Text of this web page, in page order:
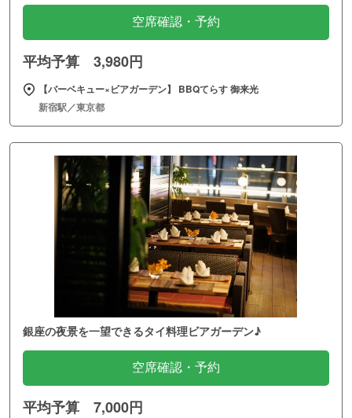
空席確認・予約
平均予算 3,980円
【バーベキュー×ビアガーデン】 BBQてらす 御来光
新宿駅／東京都
銀座の夜景を一望できるタイ料理ビアガーデン♪
空席確認・予約
平均予算 7,000円